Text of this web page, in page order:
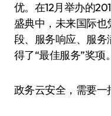
优。在12月举办的
盛典中，未来国际
段、服务响应、服
得了“最佳服务”奖项。
政务云安全，需要一